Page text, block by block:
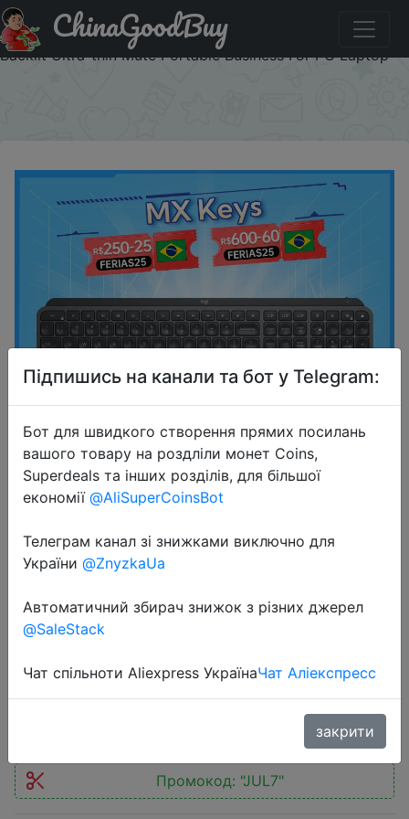
Паридбати з промокодом JUL7 Logitech MX Keys
Wireless Keyboard Bluetooth Office 104 Key Charging
Backlit Ultra-thin Mute Portable Business For PC Laptop
ChinaGoodBuy
2023-07-10
Logitech MX Keys Wireless
Charging Backlit Ultra-thin Mute
Portable Business For PC Laptop
$76.68
Промокод: "JUL7"
Підпишись на канали та бот у Telegram:
Бот для швидкого створення прямих посилань
вашого товару на роздліли монет Coins,
Superdeals та інших розділів, для більшої
економії @AliSuperCoinsBot
Телеграм канал зі знижками виключно для
України @ZnyzkaUa
Автоматичний збирач знижок з різних джерел
@SaleStack
Чат спільноти Aliexpress УкраїнаЧат Аліекспресс
закрити